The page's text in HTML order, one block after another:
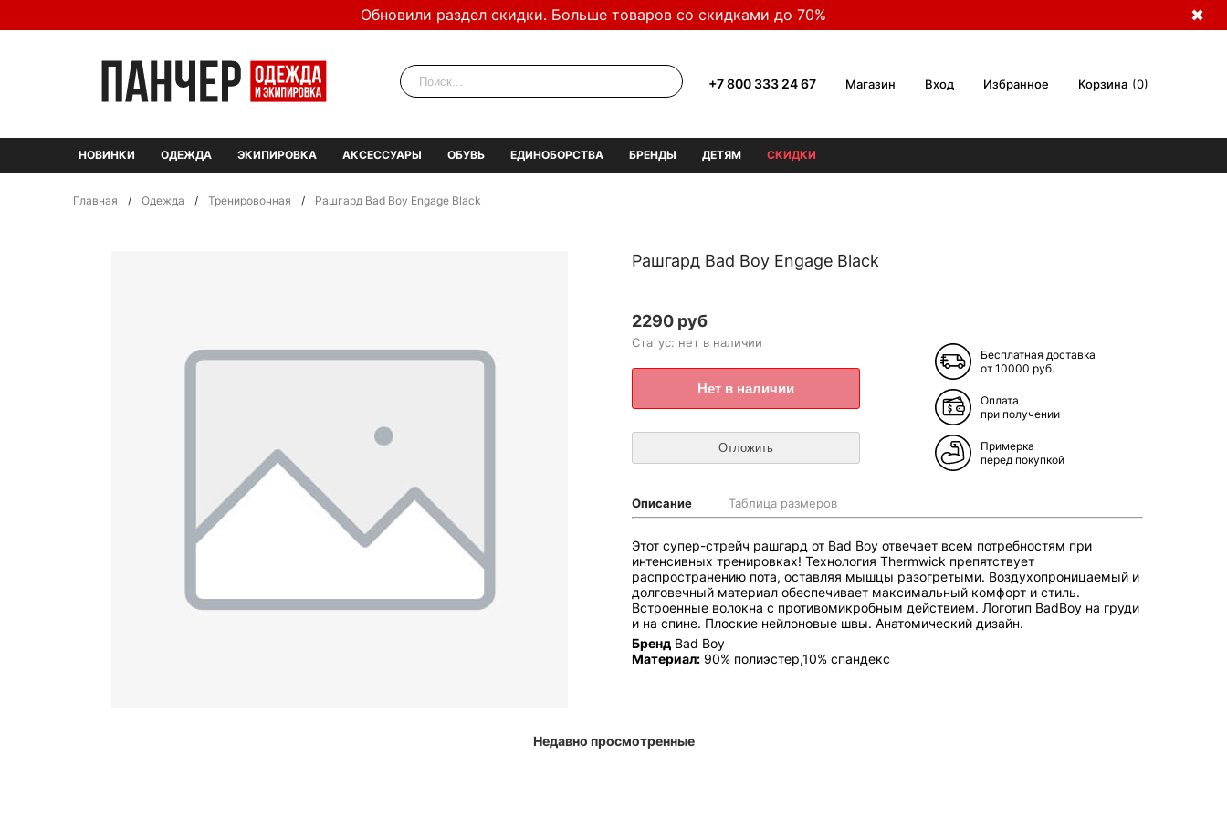
Обновили раздел скидки. Больше товаров со скидками до 70% ✖
+7 800 333 24 67 Магазин Вход Избранное Корзина 0
НОВИНКИ ОДЕЖДА ЭКИПИРОВКА АКСЕССУАРЫ ОБУВЬ ЕДИНОБОРСТВА БРЕНДЫ ДЕТЯМ СКИДКИ
Главная / Одежда / Тренировочная / Рашгард Bad Boy Engage Black
Рашгард Bad Boy Engage Black
2290 руб
Статус: нет в наличии
Бесплатная доставка
от 10000 руб.
Оплата
при получении
Примерка
перед покупкой
Описание Таблица размеров
Этот супер-стрейч рашгард от Bad Boy отвечает всем потребностям при
интенсивных тренировках! Технология Thermwick препятствует
распространению пота, оставляя мышцы разогретыми. Воздухопроницаемый и
долговечный материал обеспечивает максимальный комфорт и стиль.
Встроенные волокна с противомикробным действием. Логотип BadBoy на груди
и на спине. Плоские нейлоновые швы. Анатомический дизайн.
Бренд Bad Boy
Материал: 90% полиэстер,10% спандекс
Недавно просмотренные